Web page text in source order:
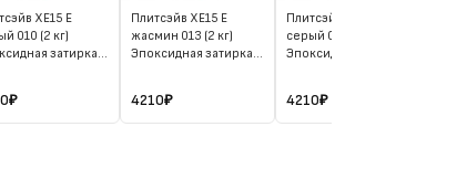
XE15 Е
010 (2 кг)
затирка
₽
Плитсэйв XE15 Е
жасмин 013 (2 кг)
Эпоксидная затирка
4210₽
Плитсэйв XE15 Е
серый 020 (2 кг)
Эпоксидная затирка
4210₽